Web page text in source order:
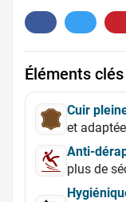
Éléments clés
Cuir
et
Anti-
plus de